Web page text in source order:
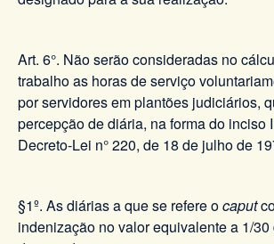
Art. 6°. Não serão consideradas no
trabalho as horas de serviço
por servidores em plantões judiciários,
percepção de diária, na forma do inciso
Decreto-Lei n° 220, de 18 de julho de
§1º. As diárias a que se refere ocaput
indenização no valor equivalente a 1/